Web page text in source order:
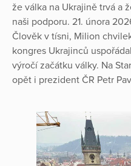
že válka na Ukrajině trvá a
naši podporu. 21. února
Člověk v tísni, Milion
kongres Ukrajinců
výročí začátku války. Na
opět i prezident ČR Petr